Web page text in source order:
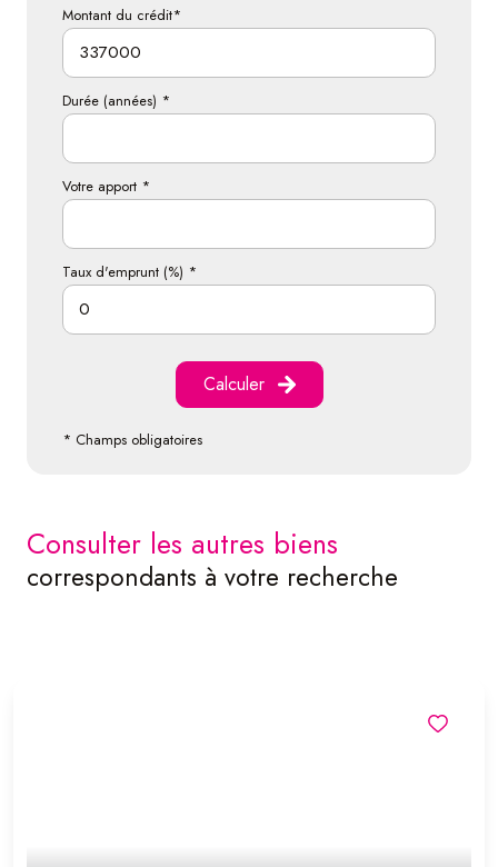
Montant du crédit*
Durée (années) *
Votre apport *
Taux d'emprunt (%) *
Calculer
* Champs obligatoires
consulter les autres biens
correspondants à votre recherche